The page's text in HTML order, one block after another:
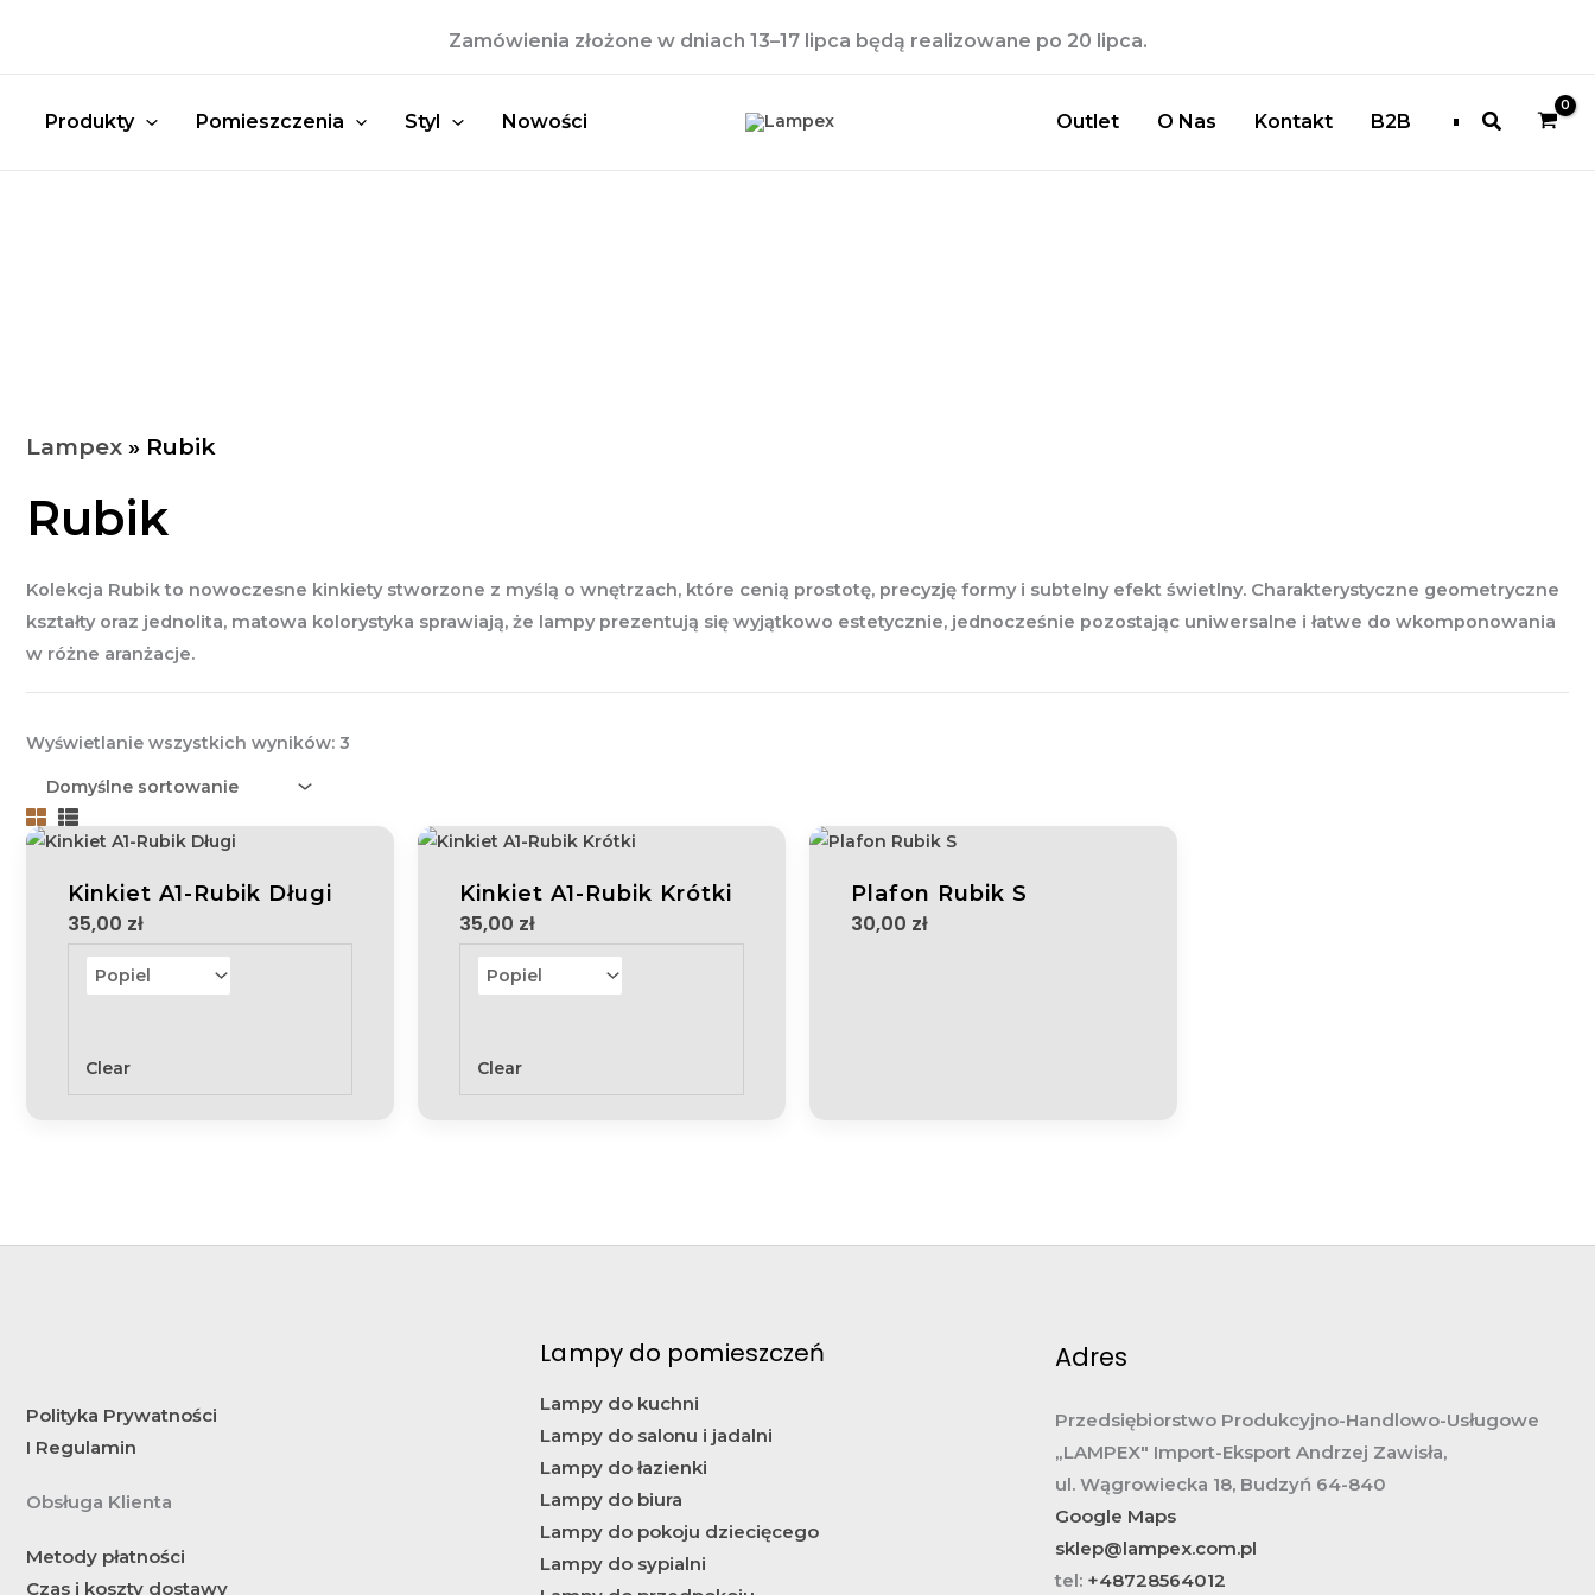
Zamówienia złożone w dniach 13–17 lipca będą realizowane po 20 lipca.
Produkty Pomieszczenia Styl Nowości Outlet O Nas Kontakt B2B Szukaj
Lampex » Rubik
Rubik
Kolekcja Rubik to nowoczesne kinkiety stworzone z myślą o wnętrzach, które cenią prostotę, precyzję formy i subtelny efekt świetlny. Charakterystyczne geometryczne
kształty oraz jednolita, matowa kolorystyka sprawiają, że lampy prezentują się wyjątkowo estetycznie, jednocześnie pozostając uniwersalne i łatwe do wkomponowania
w różne aranżacje.
Wyświetlanie wszystkich wyników: 3
Kinkiet A1-Rubik Długi
35,00 zł
Clear
Kinkiet A1-Rubik Krótki
35,00 zł
Clear
Plafon Rubik S
30,00 zł
Polityka Prywatności
I Regulamin
Obsługa Klienta
Metody płatności
Czas i koszty dostawy
Lampy do pomieszczeń
Lampy do kuchni
Lampy do salonu i jadalni
Lampy do łazienki
Lampy do biura
Lampy do pokoju dziecięcego
Lampy do sypialni
Adres
Przedsiębiorstwo Produkcyjno-Handlowo-Usługowe
„LAMPEX" Import-Eksport Andrzej Zawisła,
ul. Wągrowiecka 18, Budzyń 64-840
Google Maps
sklep@lampex.com.pl
tel: +48728564012